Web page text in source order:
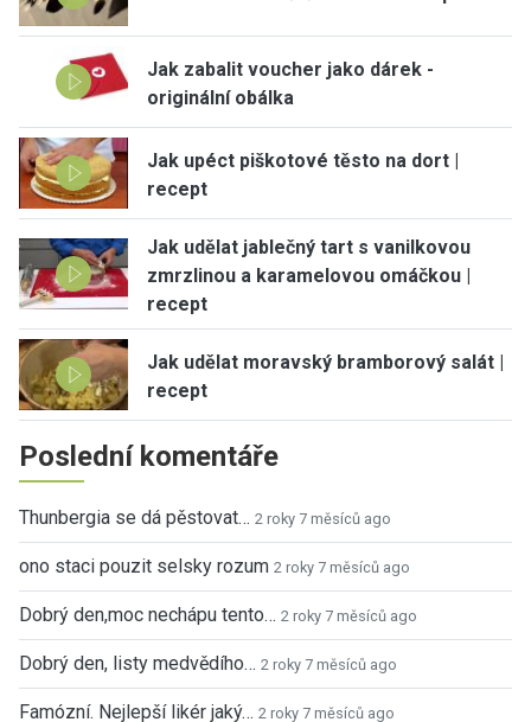
Jak zabalit voucher jako dárek -
originální obálka
Jak upéct piškotové těsto na dort |
recept
Jak udělat jablečný tart s vanilkovou
zmrzlinou a karamelovou omáčkou |
recept
Jak udělat moravský bramborový salát |
recept
Poslední komentáře
Thunbergia se dá pěstovat… 2 roky 7 měsíců ago
ono staci pouzit selsky rozum 2 roky 7 měsíců ago
Dobrý den,moc nechápu tento… 2 roky 7 měsíců ago
Dobrý den, listy medvědího… 2 roky 7 měsíců ago
Famózní. Nejlepší likér jaký… 2 roky 7 měsíců ago